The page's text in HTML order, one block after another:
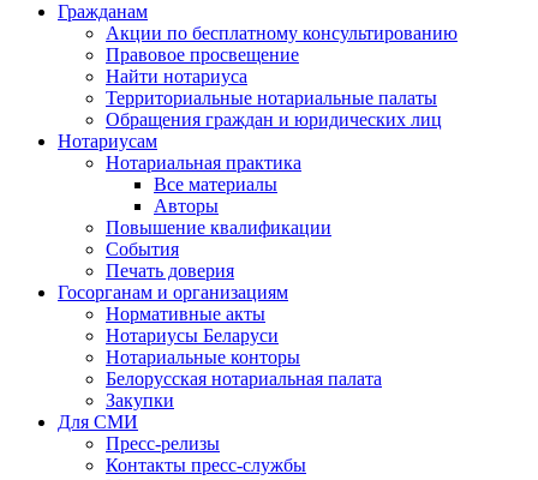
Гражданам
Акции по бесплатному консультированию
Правовое просвещение
Найти нотариуса
Территориальные нотариальные палаты
Обращения граждан и юридических лиц
Нотариусам
Нотариальная практика
Все материалы
Авторы
Повышение квалификации
События
Печать доверия
Госорганам и организациям
Нормативные акты
Нотариусы Беларуси
Нотариальные конторы
Белорусская нотариальная палата
Закупки
Для СМИ
Пресс-релизы
Контакты пресс-службы